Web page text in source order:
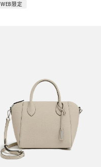
WEB限定